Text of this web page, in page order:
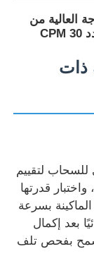
العالية من
ذات
لتقييم
قدرتها
بسرعة
بعد إكمال
بفحص تلف